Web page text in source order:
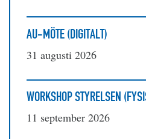
AU-MÖTE (DIGITALT)
31 augusti 2026
WORKSHOP STYRELSEN
11 september 2026